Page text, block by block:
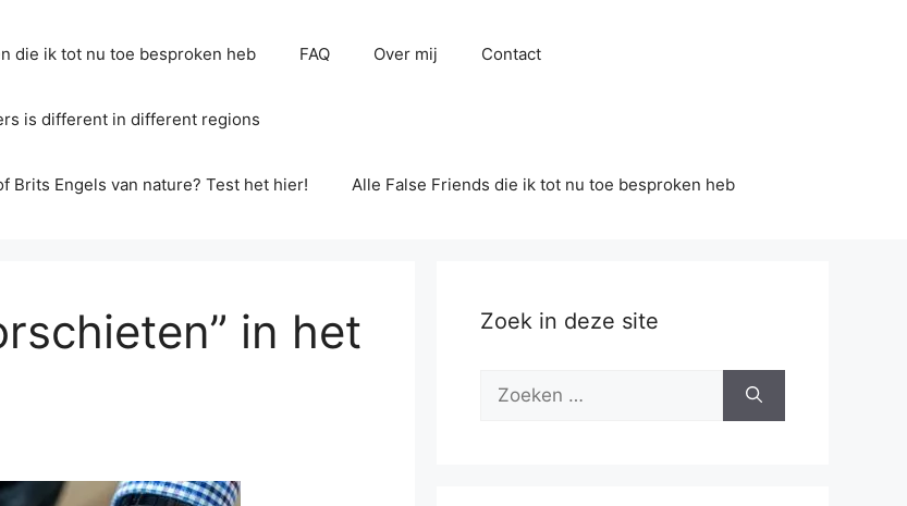
die ik tot nu toe besproken heb FAQ Over mij Contact
is different in different regions
Brits Engels van nature? Test het hier! Alle False Friends die ik tot nu toe besproken heb
in het
Zoek in deze site
Zoek